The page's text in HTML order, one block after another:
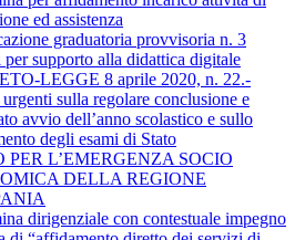
ed assistenza
graduatoria provvisoria n. 3
per supporto alla didattica digitale
LEGGE 8 aprile 2020, n. 22.-
sulla regolare conclusione e
avvio dell’anno scolastico e sullo
degli esami di Stato
PER L’EMERGENZA SOCIO
DELLA REGIONE
dirigenziale con contestuale impegno